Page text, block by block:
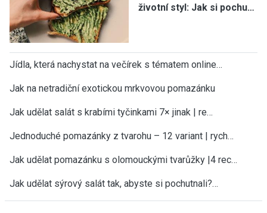
životní styl: Jak si pochu…
Jídla, která nachystat na večírek s tématem online…
Jak na netradiční exotickou mrkvovou pomazánku
Jak udělat salát s krabími tyčinkami 7× jinak | re…
Jednoduché pomazánky z tvarohu – 12 variant | rych…
Jak udělat pomazánku s olomouckými tvarůžky |4 rec…
Jak udělat sýrový salát tak, abyste si pochutnali?…